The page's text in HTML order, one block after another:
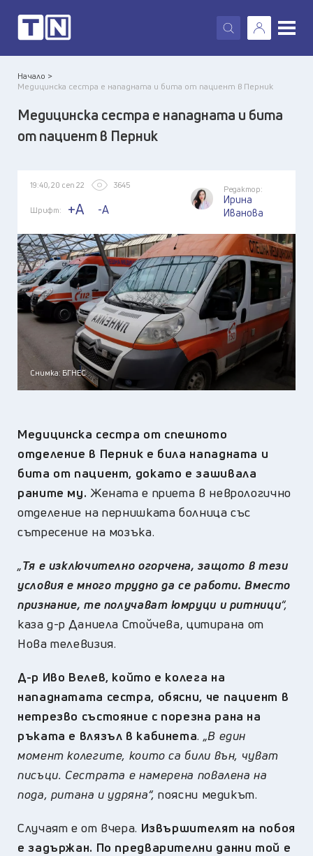
X
Начало >
Медицинска сестра е нападната и бита от пациент в Перник
Медицинска сестра е нападната и бита
от пациент в Перник
19:40, 20 сеп 22 3645
Шрифт: +A -A
Редактор:
Ирина
Иванова
Снимка: БГНЕС
Медицинска сестра от спешното
отделение в Перник е била нападната и
бита от пациент, докато е зашивала
раните му. Жената е приета в неврологично
отделение на пернишката болница със
сътресение на мозъка.
„Тя е изключително огорчена, защото в тези
условия е много трудно да се работи. Вместо
признание, те получават юмруци и ритници“,
каза д-р Даниела Стойчева, цитирана от
Нова телевизия.
Д-р Иво Велев, който е колега на
нападнатата сестра, обясни, че пациент в
нетрезво състояние с порезна рана на
ръката е влязъл в кабинета. „В един
момент колегите, които са били вън, чуват
писъци. Сестрата е намерена повалена на
пода, ритана и удряна“,поясни медикът.
Случаят е от вчера. Извършителят на побоя
е задържан. По предварителни данни той е